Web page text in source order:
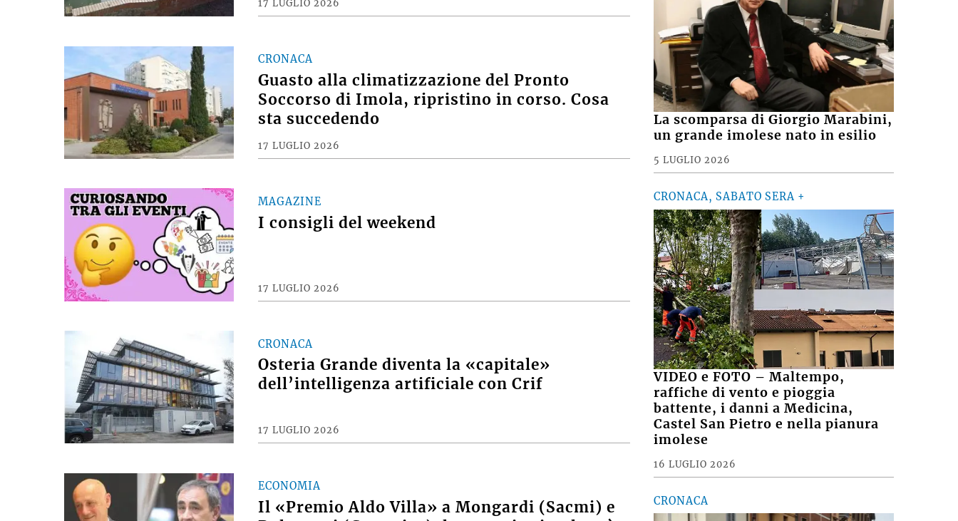
17 LUGLIO 2026
CRONACA
Guasto alla climatizzazione del Pronto
Soccorso di Imola, ripristino in corso. Cosa
sta succedendo
17 LUGLIO 2026
MAGAZINE
I consigli del weekend
17 LUGLIO 2026
CRONACA
Osteria Grande diventa la «capitale»
dell’intelligenza artificiale con Crif
17 LUGLIO 2026
ECONOMIA
Il «Premio Aldo Villa» a Mongardi (Sacmi) e
La scomparsa di Giorgio Marabini,
un grande imolese nato in esilio
5 LUGLIO 2026
CRONACA, SABATO SERA +
VIDEO e FOTO – Maltempo,
raffiche di vento e pioggia
battente, i danni a Medicina,
Castel San Pietro e nella pianura
imolese
16 LUGLIO 2026
CRONACA